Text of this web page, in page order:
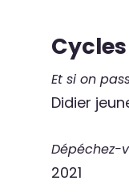
Cycles
Et si on
Didier
Dépéchez-
2021